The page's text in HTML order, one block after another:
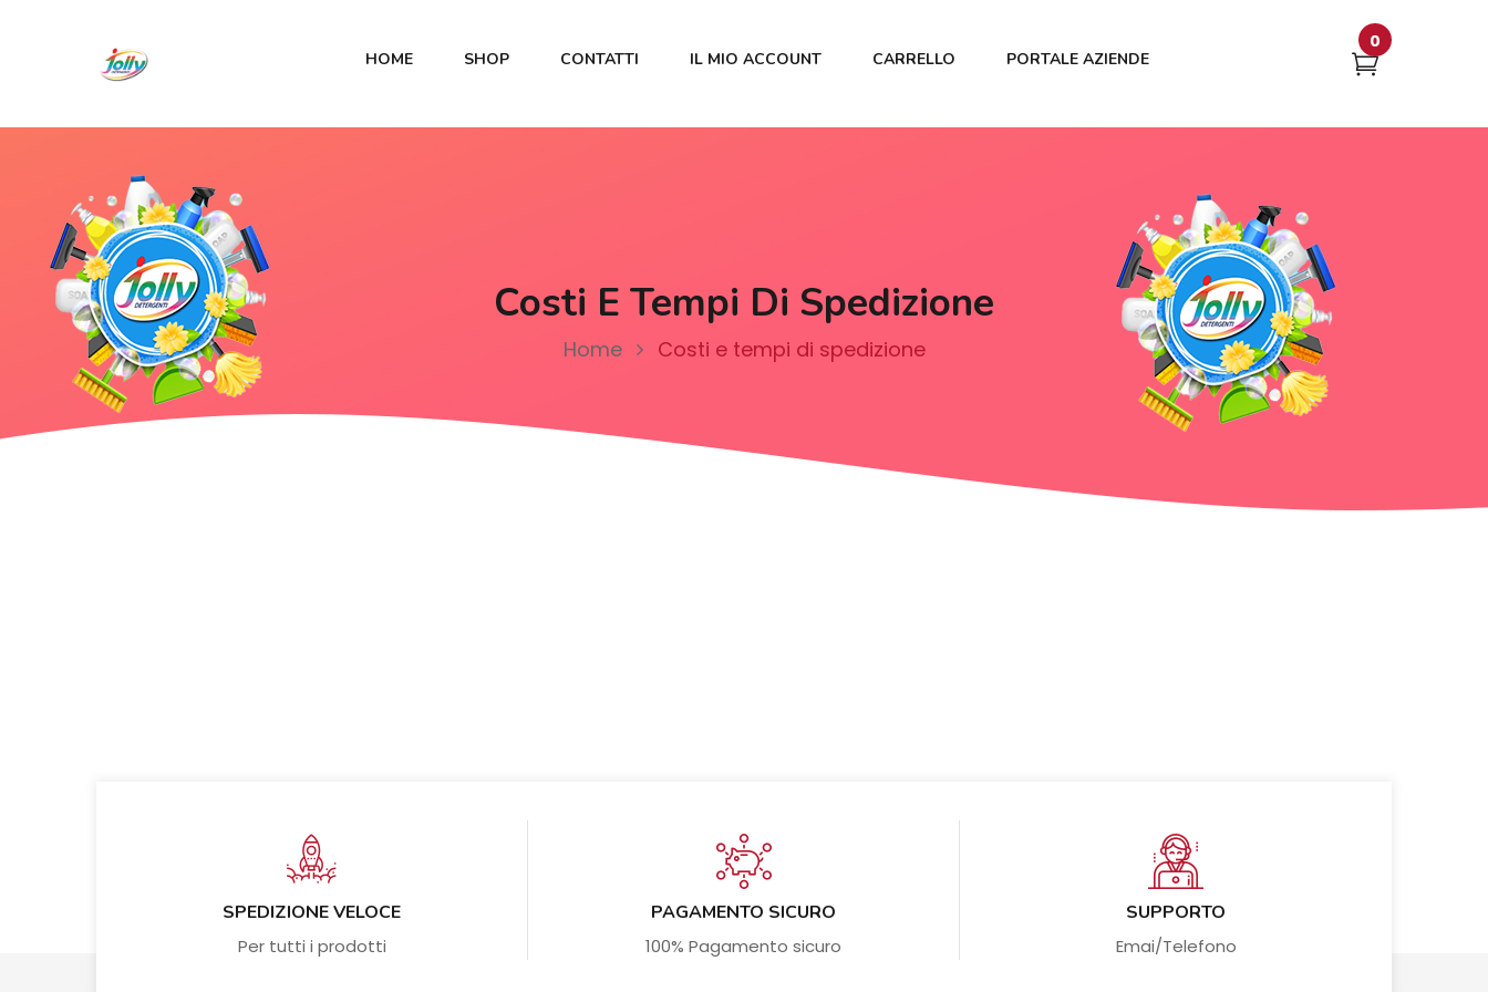
HOME SHOP CONTATTI IL MIO ACCOUNT CARRELLO PORTALE AZIENDE
0
Costi E Tempi Di Spedizione
Home Costi e tempi di spedizione
SPEDIZIONE VELOCE
Per tutti i prodotti
PAGAMENTO SICURO
100% Pagamento sicuro
SUPPORTO
Emai/Telefono